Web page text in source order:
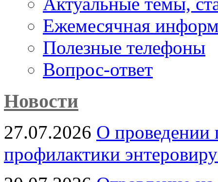
Ежемесячная
Полезные телефоны
Вопрос-ответ
Новости
27.07.2026 О проведении
профилактики